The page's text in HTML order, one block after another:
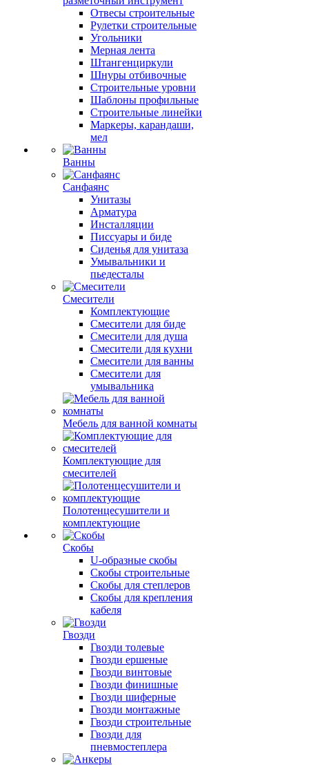
Отвесы строительные
Рулетки строительные
Угольники
Мерная лента
Штангенциркули
Шнуры отбивочные
Строительные уровни
Шаблоны профильные
Строительные линейки
Маркеры, карандаши,
мел
Ванны
Санфаянс
Унитазы
Арматура
Инсталляции
Писсуары и биде
Сиденья для унитаза
Умывальники и
пьедесталы
Смесители
Комплектующие
Смесители для биде
Смесители для душа
Смесители для кухни
Смесители для ванны
Смесители для
умывальника
Мебель для ванной комнаты
Комплектующие для
смесителей
Полотенцесушители и
комплектующие
Скобы
U-образные скобы
Скобы строительные
Скобы для степлеров
Скобы для крепления
кабеля
Гвозди
Гвозди толевые
Гвозди ершеные
Гвозди винтовые
Гвозди финишные
Гвозди шиферные
Гвозди монтажные
Гвозди строительные
Гвозди для
пневмостеплера